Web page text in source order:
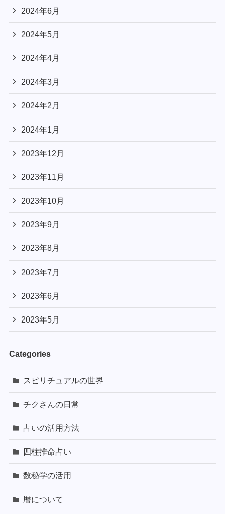
2024年6月
2024年5月
2024年4月
2024年3月
2024年2月
2024年1月
2023年12月
2023年11月
2023年10月
2023年9月
2023年8月
2023年7月
2023年6月
2023年5月
Categories
スピリチュアルの世界
チクさんの日常
占いの活用方法
四柱推命占い
数秘学の活用
暦について